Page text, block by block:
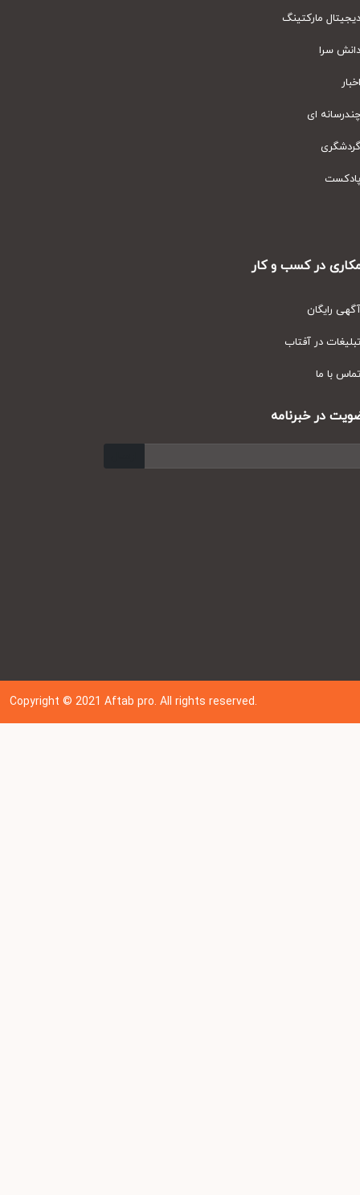
مارکتینگ
سرا
ای
در کسب و کار
رایگان
در آفتاب
با ما
در خبرنامه
Copyright © 202 1Aftab pro. All rights reserved.